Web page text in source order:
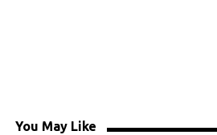
You May Like